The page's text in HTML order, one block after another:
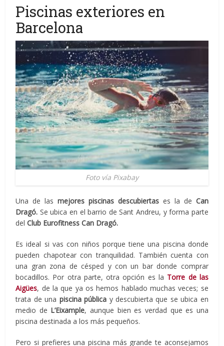
Piscinas exteriores en
Barcelona
Foto vía Pixabay
Una de lasmejores piscinas descubiertas es la de Can
Dragó. Se ubica en el barrio de Sant Andreu, y forma parte
delClub Eurofitness Can Dragó.
Es ideal si vas con niños porque tiene una piscina donde
pueden chapotear con tranquilidad. También cuenta con
una gran zona de césped y con un bar donde comprar
bocadillos. Por otra parte, otra opción es la Torre de las
Aigües, de la que ya os hemos hablado muchas veces; se
trata de una piscina pública y descubierta que se ubica en
medio de L’Eixample, aunque bien es verdad que es una
piscina destinada a los más pequeños.
Pero si prefieres una piscina más grande te aconsejamos